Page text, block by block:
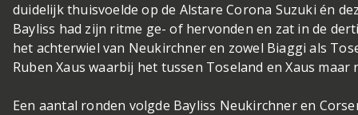
duidelijk thuisvoelde op de Alstare Corona Suzuki én
Bayliss had zijn ritme ge- of hervonden en zat in de
het achterwiel van Neukirchner en zowel Biaggi als
Ruben Xaus waarbij het tussen Toseland en Xaus maar
Een aantal ronden volgde Bayliss Neukirchner en